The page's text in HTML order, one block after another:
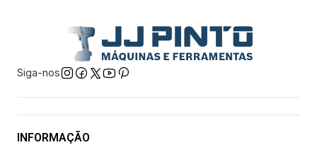
Siga-nos
INFORMAÇÃO